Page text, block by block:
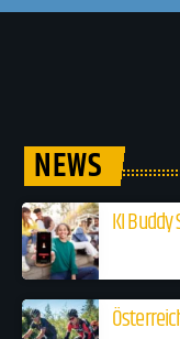
NEWS
KI